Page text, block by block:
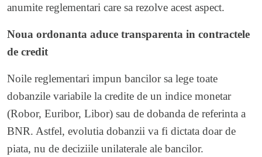
anumite reglementari care sa rezolve acest aspect.
Noua ordonanta aduce transparenta in contractele
de credit
Noile reglementari impun bancilor sa lege toate
dobanzile variabile la credite de un indice monetar
(Robor, Euribor, Libor) sau de dobanda de referinta a
BNR. Astfel, evolutia dobanzii va fi dictata doar de
piata, nu de deciziile unilaterale ale bancilor.